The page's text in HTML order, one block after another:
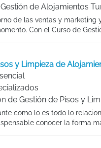
de Alojamientos
de las ventas y
Con el Curso de
y Limpieza de
de Gestión de Pisos y
como lo es todo lo
conocer la forma